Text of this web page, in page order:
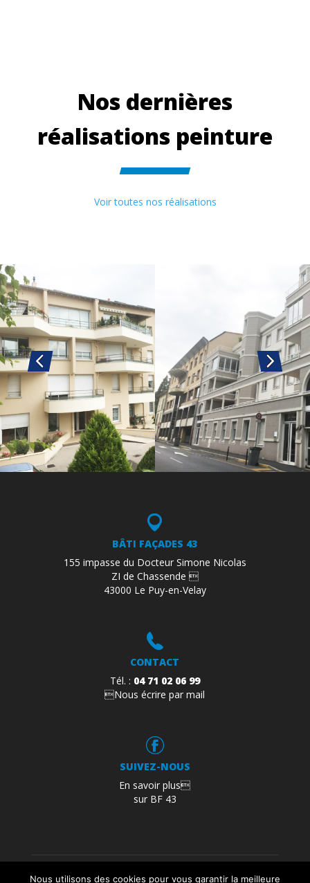
Nos dernières
réalisations peinture
Voir toutes nos réalisations
BÂTI FAÇADES 43
155 impasse du Docteur Simone Nicolas
ZI de Chassende 
43000 Le Puy-en-Velay
CONTACT
Tél. : 04 71 02 06 99
Nous écrire par mail
SUIVEZ-NOUS
En savoir plus
sur BF 43
Mentions légales
Politique de confidentialité
Nous utilisons des cookies pour vous garantir la meilleure